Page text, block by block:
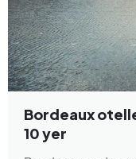
Bordeaux
10 yer